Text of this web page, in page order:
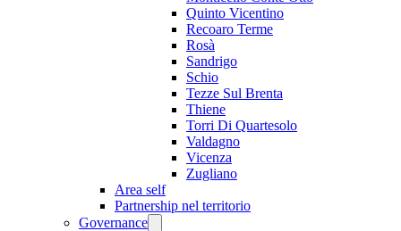
Quinto Vicentino
Recoaro Terme
Rosà
Sandrigo
Schio
Tezze Sul Brenta
Thiene
Torri Di Quartesolo
Valdagno
Vicenza
Zugliano
Area self
Partnership nel territorio
Governance